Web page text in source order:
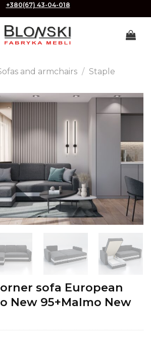
+380(67) 43-04-018
and armchairs / Staple
sofa European
New 95+Malmo New